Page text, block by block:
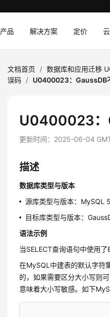
产品 解决方案 定价
文档首页 / 数据库和应用迁移
误码 / U0400023：GaussDB
U0400023：
更新时间： 2025-06-04
描述
数据库类型与版本
源库类型与版本：MySQL
目标库类型与版本：
语法示例
当SELECT查询语句中使用
在MySQL中建表的默认字
的，如果需要区分大小写则
意味着大小写敏感。如下